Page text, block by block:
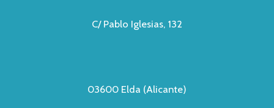
C/ Pablo Iglesias, 132
03600 Elda (Alicante)